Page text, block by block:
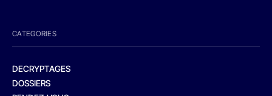
CATEGORIES
DECRYPTAGES
DOSSIERS